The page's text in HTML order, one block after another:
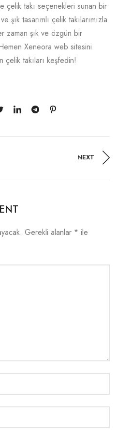
çelik takı seçenekleri sunan bir
şık tasarımlı çelik takılarımızla
zaman şık ve özgün bir
Xeneora web sitesini
takıları keşfedin!
NEXT
Gerekli alanlar * ile